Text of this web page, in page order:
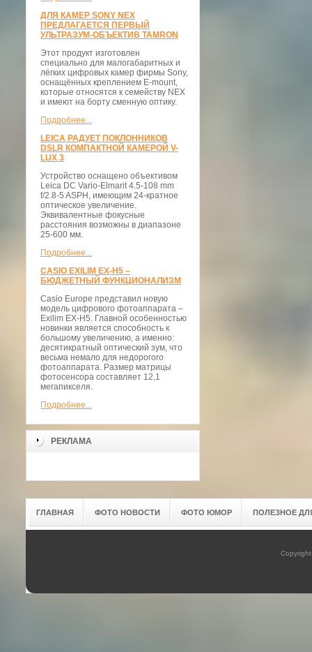
ДЛЯ КАМЕР SONY NEX
ПРЕДЛАГАЕТСЯ ПЕРВЫЙ
УЛЬТРАЗУМ-ОБЪЕКТИВ TAMRON
Этот продукт изготовлен
специально для малогабаритных и
лёгких цифровых камер фирмы Sony,
оснащённых креплением E-mount,
которые относятся к семейству NEX
и имеют на борту сменную оптику.
Подробнее...
LEICA РАДУЕТ ПОКЛОННИКОВ
DSLR КОМПАКТНОЙ КАМЕРОЙ V-
LUX 3
Устройство оснащено объективом
Leica DC Vario-Elmarit 4.5-108 mm
f/2.8-5 ASPH, имеющим 24-кратное
оптическое увеличение.
Эквивалентные фокусные
расстояния возможны в диапазоне
25-600 мм.
Подробнее...
CASIO EXILIM EX-H5 –
БЮДЖЕТНЫЙ ФУНКЦИОНАЛИЗМ
Casio Europe представил новую
модель цифрового фотоаппарата –
Exilim EX-H5. Главной особенностью
новинки является способность к
большому увеличению, а именно:
десятикратный оптический зум, что
весьма немало для недорогого
фотоаппарата. Размер матрицы
фотосенсора составляет 12,1
мегапикселя.
Подробнее...
РЕКЛАМА
ГЛАВНАЯ ФОТО НОВОСТИ ФОТО ЮМОР ПОЛЕЗНОЕ